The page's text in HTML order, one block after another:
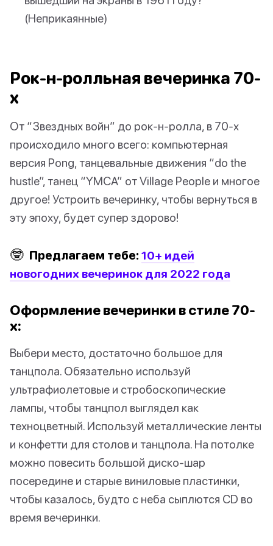
(Неприкаянные)
Рок-н-ролльная вечеринка 70-
х
От “Звездных войн” до рок-н-ролла, в 70-х
происходило много всего: компьютерная
версия Pong, танцевальные движения “do the
hustle”, танец “YMCA” от Village People и многое
другое! Устроить вечеринку, чтобы вернуться в
эту эпоху, будет супер здорово!
🤓 Предлагаем тебе: 10+ идей
новогодних вечеринок для 2022 года
Оформление вечеринки в стиле 70-
х:
Выбери место, достаточно большое для
танцпола. Обязательно используй
ультрафиолетовые и стробоскопические
лампы, чтобы танцпол выглядел как
техноцветный. Используй металлические ленты
и конфетти для столов и танцпола. На потолке
можно повесить большой диско-шар
посередине и старые виниловые пластинки,
чтобы казалось, будто с неба сыплются CD во
время вечеринки.